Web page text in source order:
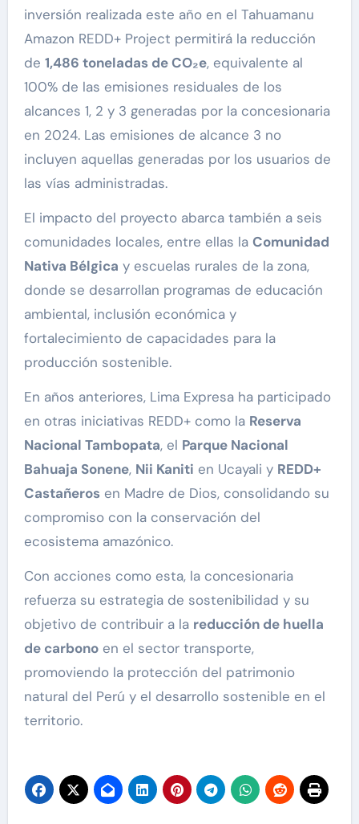
inversión realizada este año en el Tahuamanu
Amazon REDD+ Project permitirá la reducción
de 1,486 toneladas de CO₂e, equivalente al
100% de las emisiones residuales de los
alcances 1, 2 y 3 generadas por la concesionaria
en 2024. Las emisiones de alcance 3 no
incluyen aquellas generadas por los usuarios de
las vías administradas.
El impacto del proyecto abarca también a seis
comunidades locales, entre ellas la Comunidad
Nativa Bélgica y escuelas rurales de la zona,
donde se desarrollan programas de educación
ambiental, inclusión económica y
fortalecimiento de capacidades para la
producción sostenible.
En años anteriores, Lima Expresa ha participado
en otras iniciativas REDD+ como la Reserva
Nacional Tambopata, el Parque Nacional
Bahuaja Sonene, Nii Kaniti en Ucayali y REDD+
Castañerosen Madre de Dios, consolidando su
compromiso con la conservación del
ecosistema amazónico.
Con acciones como esta, la concesionaria
refuerza su estrategia de sostenibilidad y su
objetivo de contribuir a la reducción de huella
de carbonoen el sector transporte,
promoviendo la protección del patrimonio
natural del Perú y el desarrollo sostenible en el
territorio.